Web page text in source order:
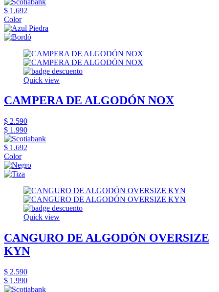
$ 1.692
Color
Quick view
CAMPERA DE ALGODÓN NOX
$ 2.590
$ 1.990
$ 1.692
Color
Quick view
CANGURO DE ALGODÓN OVERSIZE
KYN
$ 2.590
$ 1.990